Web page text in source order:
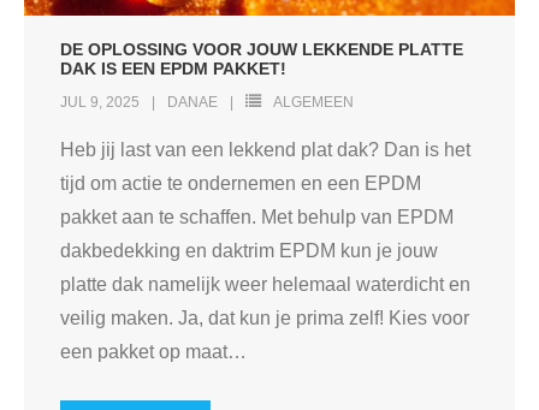
DE OPLOSSING VOOR JOUW LEKKENDE PLATTE
DAK IS EEN EPDM PAKKET!
JUL 9, 2025 DANAE ALGEMEEN
Heb jij last van een lekkend plat dak? Dan is het
tijd om actie te ondernemen en een EPDM
pakket aan te schaffen. Met behulp van EPDM
dakbedekking en daktrim EPDM kun je jouw
platte dak namelijk weer helemaal waterdicht en
veilig maken. Ja, dat kun je prima zelf! Kies voor
een pakket op maat…